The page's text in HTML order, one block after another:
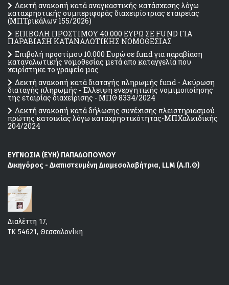
Δεκτή ανακοπή κατά αναγκαστικής κατάσχεσης λόγω
καταχρηστικής συμπεριφοράς διαχειρίστριας εταιρείας
(MΠΤρικάλων 155/2026)
ΕΠΙΒΟΛΗ ΠΡΟΣΤΙΜΟΥ 40.000 ΕΥΡΩ ΣΕ FUND ΓΙΑ
ΠΑΡΑΒΙΑΣΗ ΚΑΤΑΝΑΛΩΤΙΚΗΣ ΝΟΜΟΘΕΣΙΑΣ
Επιβολή προστίμου 10.000 Ευρώ σε fund για παραβίαση
καταναλωτικής νομοθεσίας μετά απο καταγγελία που
χειρίστηκε το γραφείο μας
Δεκτή ανακοπή κατά διαταγής πληρωμής fund - Ακύρωση
διαταγής πληρωμής - Έλλειψη ενεργητικής νομιμοποίησης
της εταιρίας διαχείρισης - ΜΠΘ 8334/2024
Δεκτή ανακοπή κατά δήλωσης συνέχισης πλειστηριασμού
πρώτης κατοικίας λόγω καταχρηστικότητας-ΜΠΧαλκιδικής
204/2024
ΕΥΓΝΩΣΙΑ (ΕΥΗ) ΠΑΠΑΔΟΠΟΥΛΟΥ
Δικηγόρος - Διαπιστευμένη Διαμεσολαβήτρια, LLM (Α.Π.Θ)
Διαλέττη 17,
ΤΚ 54621, Θεσσαλονίκη